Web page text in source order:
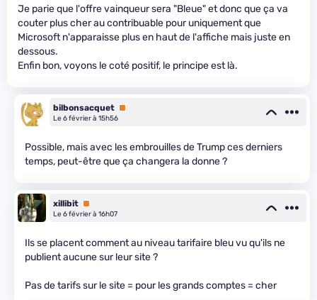
Je parie que l'offre vainqueur sera "Bleue" et donc que ça va
couter plus cher au contribuable pour uniquement que
Microsoft n'apparaisse plus en haut de l'affiche mais juste en
dessous.
Enfin bon, voyons le coté positif, le principe est là.
bilbonsacquet Premium
Le 6 février à 15h56
Possible, mais avec les embrouilles de Trump ces derniers
temps, peut-être que ça changera la donne ?
xillibit Premium
Le 6 février à 16h07
Ils se placent comment au niveau tarifaire bleu vu qu'ils ne
publient aucune sur leur site ?
Pas de tarifs sur le site = pour les grands comptes = cher